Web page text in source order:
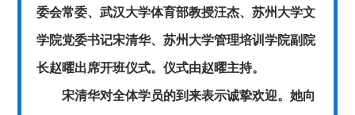
委会常委、武汉大学体育部教授汪杰、苏州大学文
学院党委书记宋清华、苏州大学管理培训学院副院
长赵曜出席开班仪式。仪式由赵曜主持。
宋清华对全体学员的到来表示诚挚欢迎。她向